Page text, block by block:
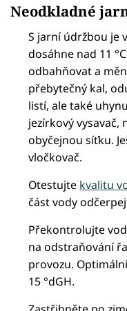
Neodkladné
S jarní údržbou je
dosáhne nad 11
odbahňovat a
přebytečný kal,
listí, ale také
jezírkový vysavač,
obyčejnou síťku.
vločkovač.
Otestujte kvalitu
část vody
Překontrolujte
na odstraňování
provozu.
15 °dGH.